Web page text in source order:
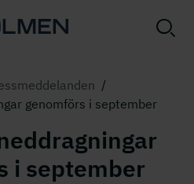
/
genomförs i september
i september